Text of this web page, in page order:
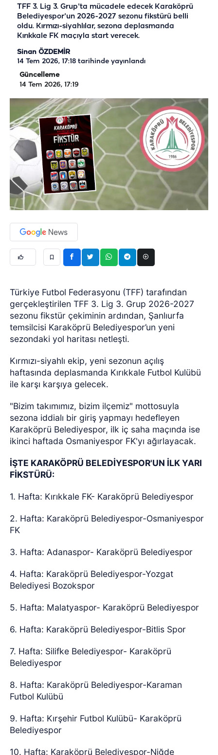
TFF 3. Lig 3. Grup'ta mücadele edecek Karaköprü
Belediyespor'un 2026-2027 sezonu fikstürü belli
oldu. Kırmızı-siyahlılar, sezona deplasmanda
Kırıkkale FK maçıyla start verecek.
Sinan ÖZDEMİR
14 Tem 2026, 17:18 tarihinde yayınlandı
Güncelleme
14 Tem 2026, 17:19
Türkiye Futbol Federasyonu (TFF) tarafından
gerçekleştirilen TFF 3. Lig 3. Grup 2026-2027
sezonu fikstür çekiminin ardından, Şanlıurfa
temsilcisi Karaköprü Belediyespor’un yeni
sezondaki yol haritası netleşti.
Kırmızı-siyahlı ekip, yeni sezonun açılış
haftasında deplasmanda Kırıkkale Futbol Kulübü
ile karşı karşıya gelecek.
"Bizim takımımız, bizim ilçemiz" mottosuyla
sezona iddialı bir giriş yapmayı hedefleyen
Karaköprü Belediyespor, ilk iç saha maçında ise
ikinci haftada Osmaniyespor FK'yı ağırlayacak.
İŞTE KARAKÖPRÜ BELEDİYESPOR'UN İLK YARI
FİKSTÜRÜ:
1. Hafta: Kırıkkale FK- Karaköprü Belediyespor
2. Hafta: Karaköprü Belediyespor-Osmaniyespor
FK
3. Hafta: Adanaspor- Karaköprü Belediyespor
4. Hafta: Karaköprü Belediyespor-Yozgat
Belediyesi Bozokspor
5. Hafta: Malatyaspor- Karaköprü Belediyespor
6. Hafta: Karaköprü Belediyespor-Bitlis Spor
7. Hafta: Silifke Belediyespor- Karaköprü
Belediyespor
8. Hafta: Karaköprü Belediyespor-Karaman
Futbol Kulübü
9. Hafta: Kırşehir Futbol Kulübü- Karaköprü
Belediyespor
10. Hafta: Karaköprü Belediyespor-Niğde